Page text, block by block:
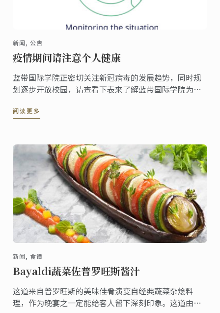
新闻, 公告
疫情期间请注意个人健康
蓝带国际学院正密切关注新冠病毒的发展趋势，同时规
划逐步开放校园，请查看下表来了解蓝带国际学院为保
阅读更多
新闻, 食谱
Bayaldi蔬菜佐普罗旺斯酱汁
这道来自普罗旺斯的美味佳肴演变自经典蔬菜杂烩料
理，作为晚宴之一定能给客人留下深刻印象。这道由蓝